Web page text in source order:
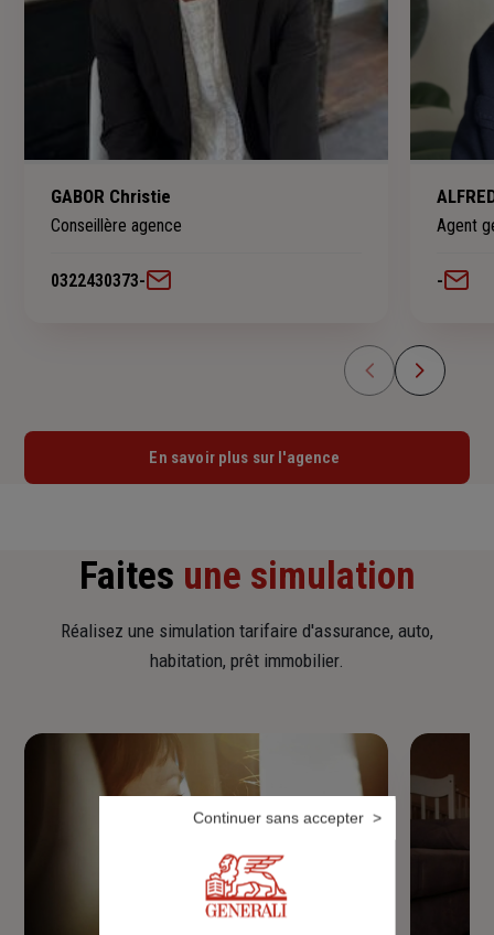
GABOR Christie
Conseillère agence
0322430373-
Agent
-
En savoir plus sur l'agence
Faites une simulation
Réalisez une simulation tarifaire d'assurance, auto,
habitation, prêt immobilier.
Continuer sans accepter